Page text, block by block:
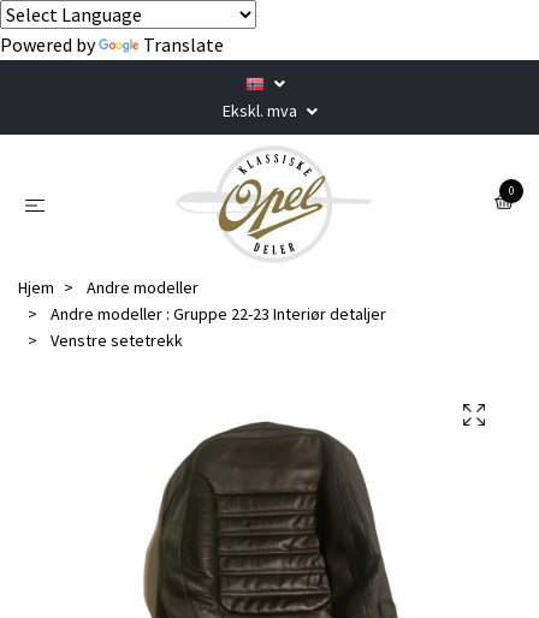
Powered by Translate
Ekskl. mva
0
Hjem
Andre modeller
Andre modeller : Gruppe 22-23 Interiør detaljer
Venstre setetrekk